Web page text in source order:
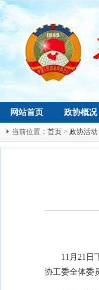
网站首页 政协概况
当前位置： 首页 > 政协活动
11月21日
协工委全体委